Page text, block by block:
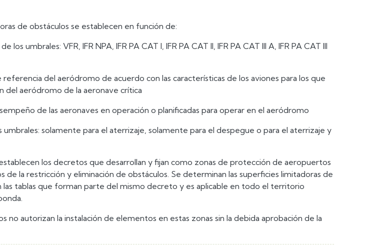
de obstáculos se establecen en función de:
los umbrales: VFR, IFR NPA, IFR PA CAT I, IFR PA CAT II, IFR PA CAT III A, IFR PA CAT III
referencia del aeródromo de acuerdo con las características de los aviones para los que
del aeródromo de la aeronave crítica
de las aeronaves en operación o planificadas para operar en el aeródromo
umbrales: solamente para el aterrizaje, solamente para el despegue o para el aterrizaje y
los decretos que desarrollan y fijan como zonas de protección de aeropuertos
de la restricción y eliminación de obstáculos. Se determinan las superficies limitadoras de
las tablas que forman parte del mismo decreto y es aplicable en todo el territorio
no autorizan la instalación de elementos en estas zonas sin la debida aprobación de la